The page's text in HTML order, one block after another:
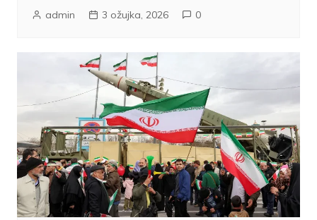
admin 3 ožujka, 2026 0